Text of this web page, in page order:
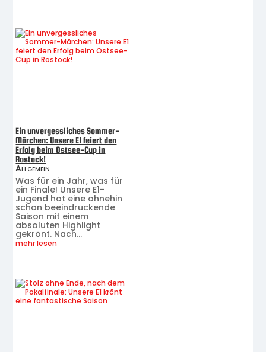
Ein unvergessliches Sommer-
Märchen: Unsere E1 feiert den
Erfolg beim Ostsee-Cup in
Rostock!
Allgemein
Was für ein Jahr, was für
ein Finale! Unsere E1-
Jugend hat eine ohnehin
schon beeindruckende
Saison mit einem
absoluten Highlight
gekrönt. Nach...
mehr lesen